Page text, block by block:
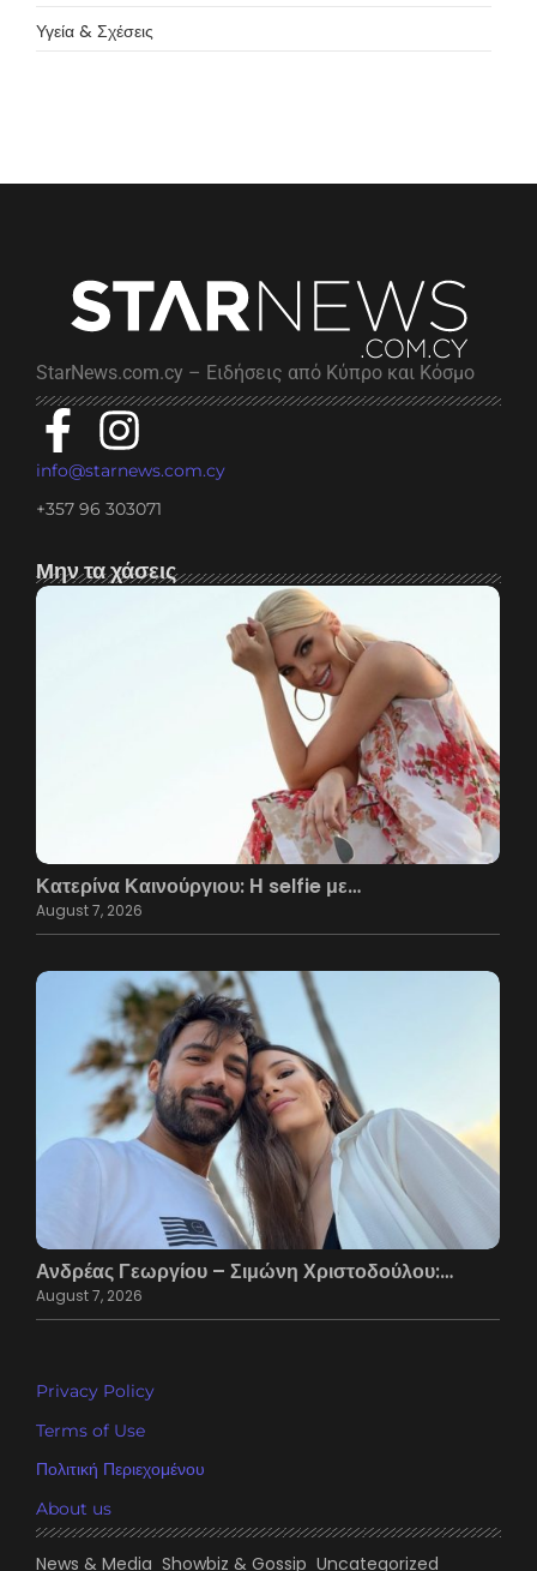
Υγεία & Σχέσεις
StarNews.com.cy – Ειδήσεις από Κύπρο και Κόσμο
info@starnews.com.cy
+357 96 303071
Μην τα χάσεις
Κατερίνα Καινούργιου: Η selfie με…
August 7, 2026
Ανδρέας Γεωργίου – Σιμώνη Χριστοδούλου:…
August 7, 2026
Privacy Policy
Terms of Use
Πολιτική Περιεχομένου
About us
News & Media Showbiz & Gossip Uncategorized